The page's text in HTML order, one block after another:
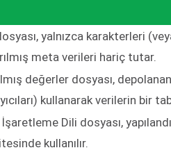
yalnızca karakterleri
meta verileri hariç tutar.
değerler dosyası,
kullanarak verilerin bir
Dili dosyası,
kullanılır.